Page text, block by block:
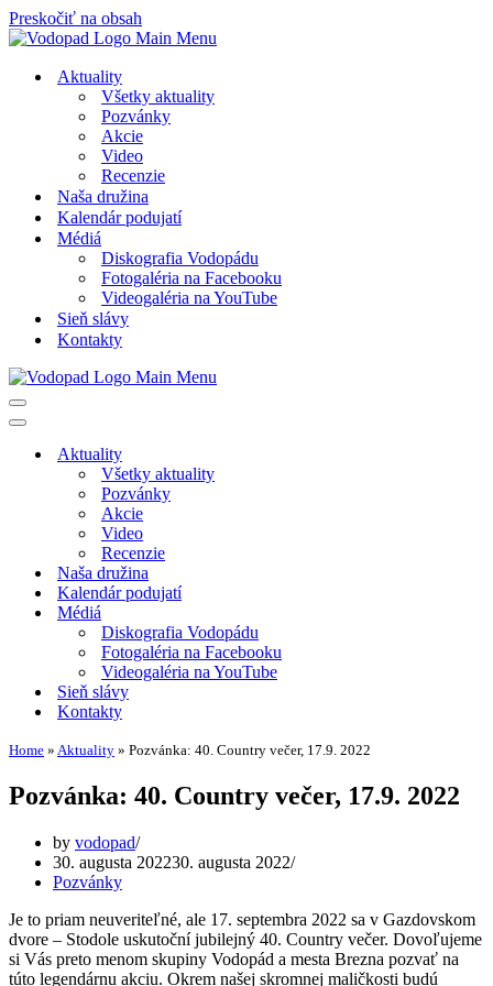
Preskočiť na obsah
Aktuality
Všetky aktuality
Pozvánky
Akcie
Video
Recenzie
Naša družina
Kalendár podujatí
Médiá
Diskografia Vodopádu
Fotogaléria na Facebooku
Videogaléria na YouTube
Sieň slávy
Kontakty
Menu
navigácie
Menu
navigácieAktuality
Všetky aktuality
Pozvánky
Akcie
Video
Recenzie
Naša družina
Kalendár podujatí
Médiá
Diskografia Vodopádu
Fotogaléria na Facebooku
Videogaléria na YouTube
Sieň slávy
Kontakty
Home » Aktuality » Pozvánka: 40. Country večer, 17.9. 2022
Pozvánka: 40. Country večer, 17.9. 2022
by vodopad
30. augusta 202230. augusta 2022
Pozvánky
Je to priam neuveriteľné, ale 17. septembra 2022 sa v Gazdovskom
dvore – Stodole uskutoční jubilejný 40. Country večer. Dovoľujeme
si Vás preto menom skupiny Vodopád a mesta Brezna pozvať na
túto legendárnu akciu. Okrem našej skromnej maličkosti budú